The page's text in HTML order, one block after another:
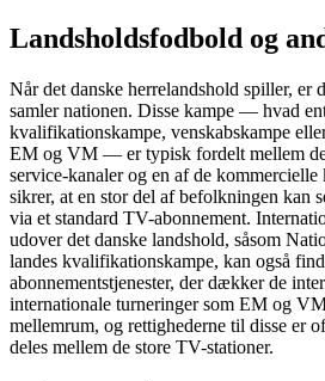
Landsholdsfodbold og
Når det danske herrelandshold spiller, er
samler nationen. Disse kampe — hvad
kvalifikationskampe, venskabskampe
EM og VM — er typisk fordelt mellem
service-kanaler og en af de
sikrer, at en stor del af befolkningen kan
via et standard TV-abonnement.
udover det danske landshold, såsom
landes kvalifikationskampe, kan også
abonnementstjenester, der dækker de
internationale turneringer som EM og
mellemrum, og rettighederne til disse er
deles mellem de store TV-stationer.